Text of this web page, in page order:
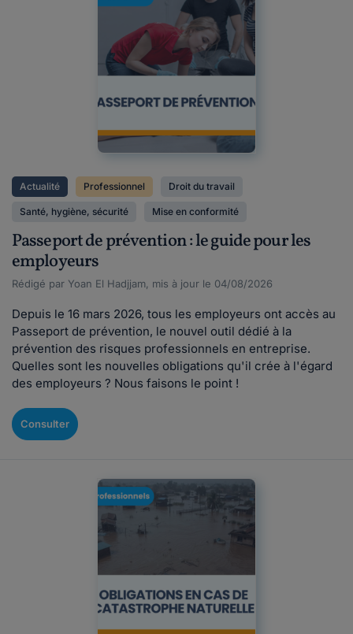
Actualité Professionnel Droit du travail
Santé, hygiène, sécurité Mise en conformité
Passeport de prévention : le guide pour les
employeurs
Rédigé par Yoan El Hadjjam, mis à jour le 04/08/2026
Depuis le 16 mars 2026, tous les employeurs ont accès au
Passeport de prévention, le nouvel outil dédié à la
prévention des risques professionnels en entreprise.
Quelles sont les nouvelles obligations qu'il crée à l'égard
des employeurs ? Nous faisons le point !
Consulter